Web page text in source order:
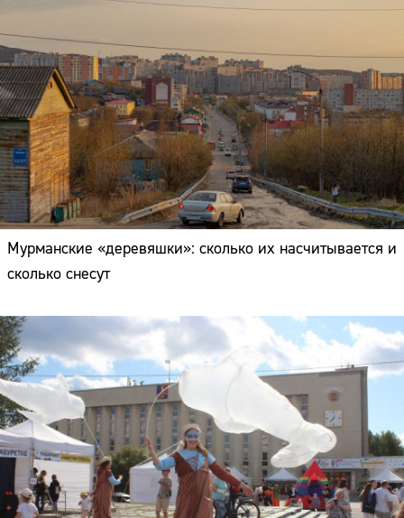
Мурманские «деревяшки»: сколько их насчитывается и
сколько снесут